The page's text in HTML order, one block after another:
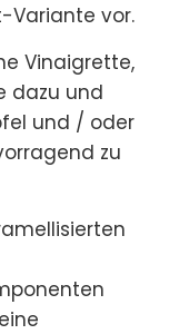
Variante vor.
Vinaigrette,
dazu und
und / oder
zu